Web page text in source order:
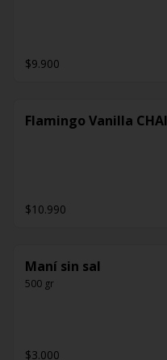
$9.900
Flamingo Vanilla CHAI
$10.990
Maní sin sal
500 gr
$3.000